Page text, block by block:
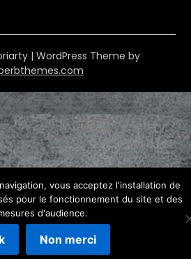
| WordPress Theme by
vous acceptez l'installation de
pour le fonctionnement du site et des
d'audience.
Non merci